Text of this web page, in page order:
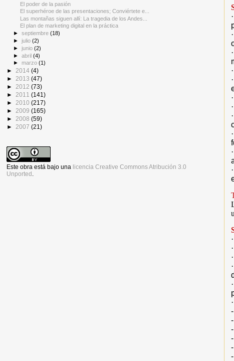
·
·
·
·
·
·
·
·
·
·
·
·
·
·
·
·
·
-
-
-
-
-
-
El poder de la pasión
El superhéroe de las presentaciones; Conviértete e...
Las montañas siguen allí: La tragedia de los Andes...
El plan de marketing digital en la práctica
►septiembre(18)
►julio(2)
►junio(2)
►abril(4)
► marzo(1)
► 2014 (4)
► 2013 (47)
► 2012 (73)
► 2011 (141)
► 2010 (217)
► 2009 (165)
► 2008 (59)
► 2007 (21)
Este obra está bajo una licencia Creative Commons Atribución 3.0
Unported